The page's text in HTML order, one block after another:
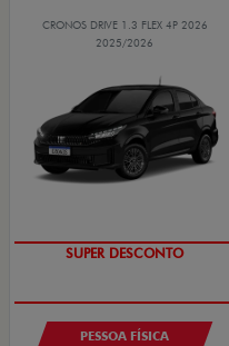
CRONOS DRIVE 1.3 FLEX 4P 2026
2025/2026
SUPER DESCONTO
PESSOA FÍSICA